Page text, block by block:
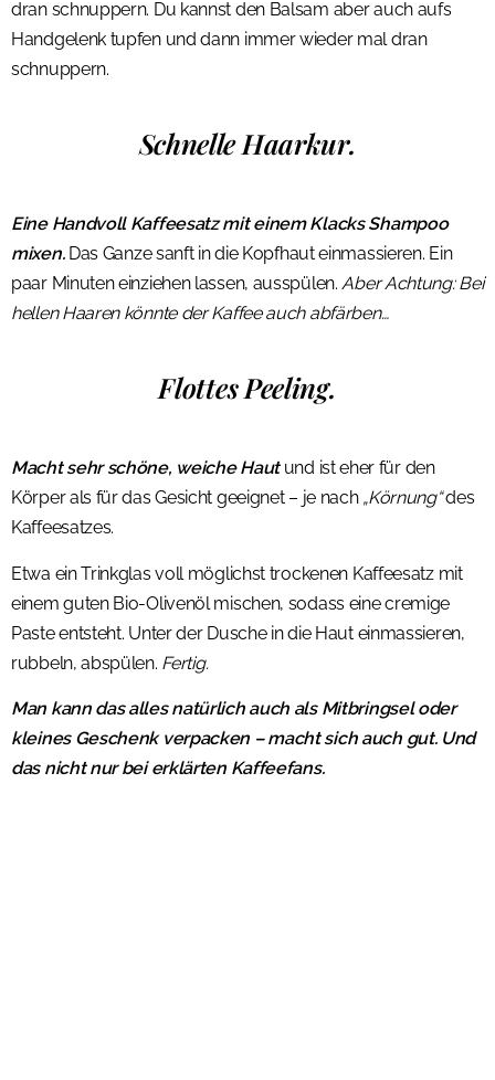
dran schnuppern. Du kannst den Balsam aber auch aufs
Handgelenk tupfen und dann immer wieder mal dran
schnuppern.
Schnelle Haarkur.
Eine Handvoll Kaffeesatz mit einem Klacks Shampoo
mixen.Das Ganze sanft in die Kopfhaut einmassieren. Ein
paar Minuten einziehen lassen, ausspülen.Aber Achtung: Bei
hellen Haaren könnte der Kaffee auch abfärben…
Flottes Peeling.
Macht sehr schöne, weiche Hautund ist eher für den
Körper als für das Gesicht geeignet – je nach „Körnung“des
Kaffeesatzes.
Etwa ein Trinkglas voll möglichst trockenen Kaffeesatz mit
einem guten Bio-Olivenöl mischen, sodass eine cremige
Paste entsteht. Unter der Dusche in die Haut einmassieren,
rubbeln, abspülen. Fertig.
Man kann das alles natürlich auch als Mitbringsel oder
kleines Geschenk verpacken – macht sich auch gut. Und
das nicht nur bei erklärten Kaffeefans.